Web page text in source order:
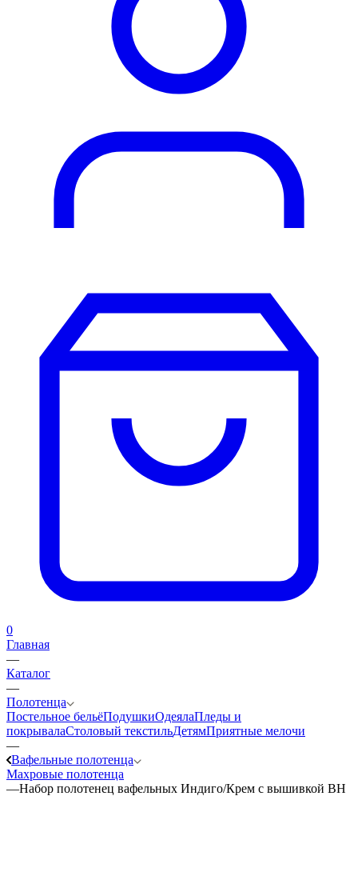
0
Главная
—
Каталог
—
Полотенца
Постельное бельёПодушкиОдеялаПледы и
покрывалаСтоловый текстильДетямПриятные мелочи
—
Вафельные полотенца
Махровые полотенца
—Набор полотенец вафельных Индиго/Крем с вышивкой BH